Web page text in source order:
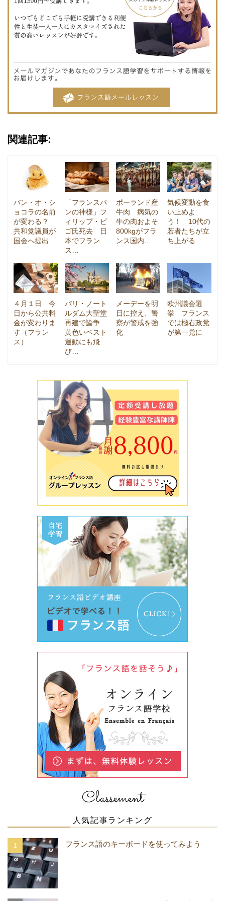
関連記事:
パン・オ・シ
ョコラの名前
が変わる？
共和党議員が
国会へ提出
「フランスパ
ンの神様」フ
ィリップ・ビ
ゴ氏死去 日
本でフラン
ス…
ポーランド産
牛肉 病気の
牛の肉およそ
800kgがフラ
ンス国内…
気候変動を食
い止めよ
う！ 10代の
若者たちが立
ち上がる
４月１日 今
日から公共料
金が変わりま
す（フラン
ス）
パリ・ノート
ルダム大聖堂
再建で論争
黄色いベスト
運動にも飛
び…
メーデーを明
日に控え、警
察が警戒を強
化
欧州議会選
挙 フランス
では極右政党
が第一党に
Classement
人気記事ランキング
フランス語のキーボードを使ってみよう